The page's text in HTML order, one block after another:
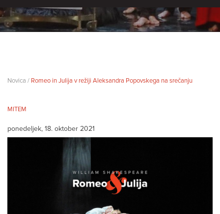
Novica / Romeo in Julija v režiji Aleksandra Popovskega na srečanju
MITEM
ponedeljek, 18. oktober 2021